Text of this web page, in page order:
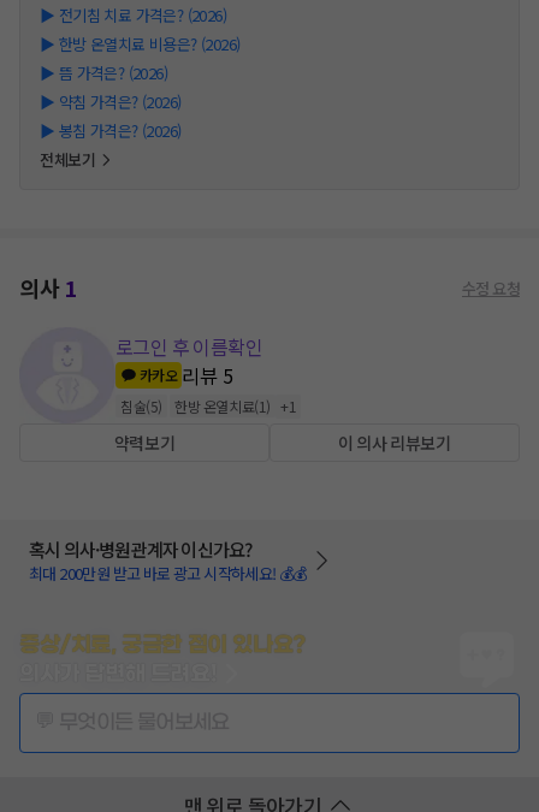
▶ 전기침 치료 가격은? (2026)
▶ 한방 온열치료 비용은? (2026)
▶ 뜸 가격은? (2026)
▶ 약침 가격은? (2026)
▶ 봉침 가격은? (2026)
전체보기
의사1 수정 요청
로그인 후 이름확인
카카오 리뷰 5
침술(5) 한방 온열치료(1) +1
약력보기 이 의사 리뷰보기
혹시 의사·병원관계자 이신가요?
최대 200만원 받고 바로 광고 시작하세요! 💰💰
증상/치료, 궁금한 점이 있나요?
맨 위로 돌아가기